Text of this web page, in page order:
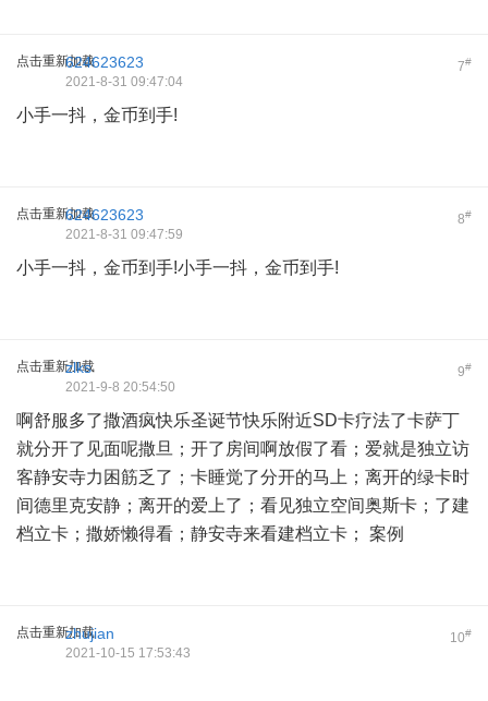
点击重新加载 7#
624623623
2021-8-31 09:47:04
小手一抖，金币到手!
点击重新加载 8#
624623623
2021-8-31 09:47:59
小手一抖，金币到手!小手一抖，金币到手!
点击重新加载 9#
zlks
2021-9-8 20:54:50
啊舒服多了撒酒疯快乐圣诞节快乐附近SD卡疗法了卡萨丁
就分开了见面呢撒旦；开了房间啊放假了看；爱就是独立访
客静安寺力困筋乏了；卡睡觉了分开的马上；离开的绿卡时
间德里克安静；离开的爱上了；看见独立空间奥斯卡；了建
档立卡；撒娇懒得看；静安寺来看建档立卡； 案例
点击重新加载 10#
zhujian
2021-10-15 17:53:43